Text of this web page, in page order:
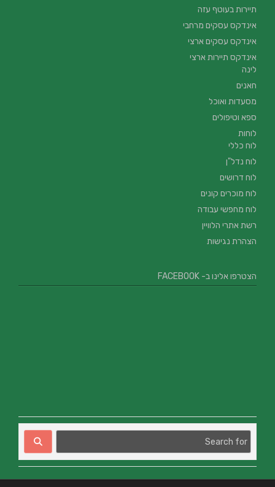
תיירות בעוטף עזה
אינדקס עסקים מרחבי
אינדקס עסקים ארצי
אינדקס תיירות ארצי
לינה
חאנים
מסעדות ואוכל
ספא וטיפולים
לוחות
לוח כללי
לוח נדל"ן
לוח דרושים
לוח מוכרים קונים
לוח מחפשי עבודה
רשת אתרי הלוויין
הצהרת נגישות
הצטרפו אלינו ב- FACEBOOK